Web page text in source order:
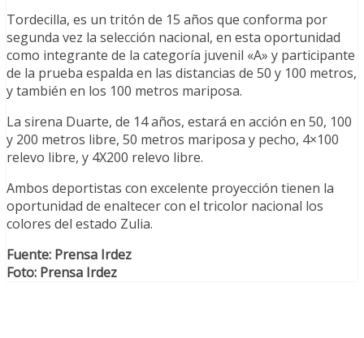
Tordecilla, es un tritón de 15 años que conforma por
segunda vez la selección nacional, en esta oportunidad
como integrante de la categoría juvenil «A» y participante
de la prueba espalda en las distancias de 50 y 100 metros,
y también en los 100 metros mariposa.
La sirena Duarte, de 14 años, estará en acción en 50, 100
y 200 metros libre, 50 metros mariposa y pecho, 4×100
relevo libre, y 4X200 relevo libre.
Ambos deportistas con excelente proyección tienen la
oportunidad de enaltecer con el tricolor nacional los
colores del estado Zulia.
Fuente: Prensa Irdez
Foto: Prensa Irdez